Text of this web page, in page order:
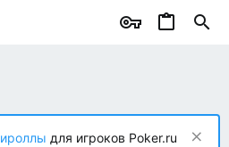
для игроков Poker.ru